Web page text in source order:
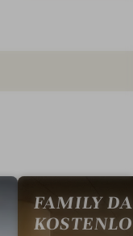
FAMILY